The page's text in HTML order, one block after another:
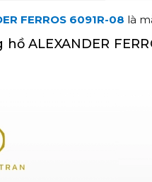
FERROS 6091R-08 là
ALEXANDER